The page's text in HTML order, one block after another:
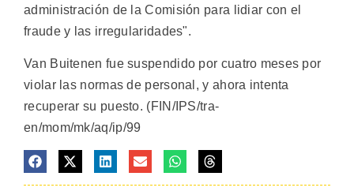
administración de la Comisión para lidiar con el
fraude y las irregularidades".
Van Buitenen fue suspendido por cuatro meses por
violar las normas de personal, y ahora intenta
recuperar su puesto. (FIN/IPS/tra-
en/mom/mk/aq/ip/99